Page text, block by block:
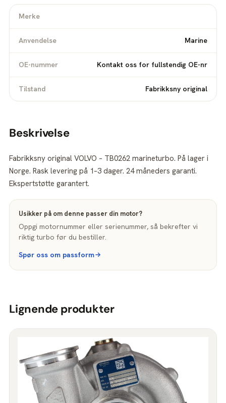
Merke
Anvendelse Marine
OE-nummer Kontakt oss for fullstendig OE-nr
Tilstand Fabrikksny original
Beskrivelse
Fabrikksny original VOLVO – TB0262 marineturbo. På lager i
Norge. Rask levering på 1–3 dager. 24 måneders garanti.
Ekspertstøtte garantert.
Usikker på om denne passer din motor?
Oppgi motornummer eller serienummer, så bekrefter vi
riktig turbo før du bestiller.
Spør oss om passform
Lignende produkter